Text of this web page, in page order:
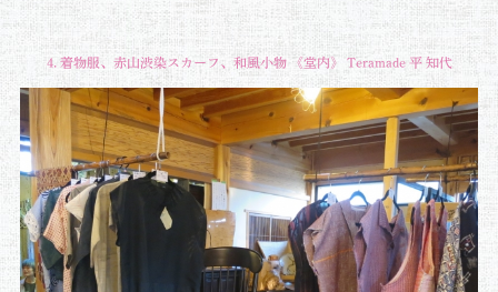
4. 着物服、赤山渋染スカーフ、和風小物 《堂内》 Teramade 平 知代